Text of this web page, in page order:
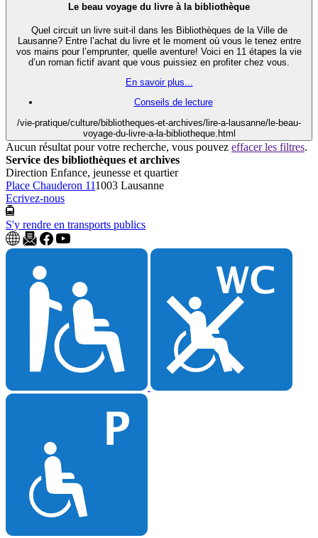
Le beau voyage du livre à la bibliothèque
Quel circuit un livre suit-il dans les Bibliothèques de la Ville de
Lausanne? Entre l’achat du livre et le moment où vous le tenez entre
vos mains pour l’emprunter, quelle aventure! Voici en 11 étapes la vie
d’un roman fictif avant que vous puissiez en profiter chez vous.
En savoir plus...
Conseils de lecture
/vie-pratique/culture/bibliotheques-et-archives/lire-a-lausanne/le-beau-
voyage-du-livre-a-la-bibliotheque.html
Aucun résultat pour votre recherche, vous pouvez effacer les filtres.
Service des bibliothèques et archives
Direction Enfance, jeunesse et quartier
Place Chauderon 111003 Lausanne
Ecrivez-nous
S'y rendre en transports publics